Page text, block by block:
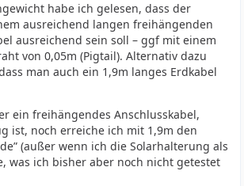
habe ich gelesen, dass der
ausreichend langen freihängenden
ausreichend sein soll – ggf mit einem
von 0,05m (Pigtail). Alternativ dazu
man auch ein 1,9m langes Erdkabel
ein freihängendes Anschlusskabel,
ist, noch erreiche ich mit 1,9m den
(außer wenn ich die Solarhalterung als
was ich bisher aber noch nicht getestet